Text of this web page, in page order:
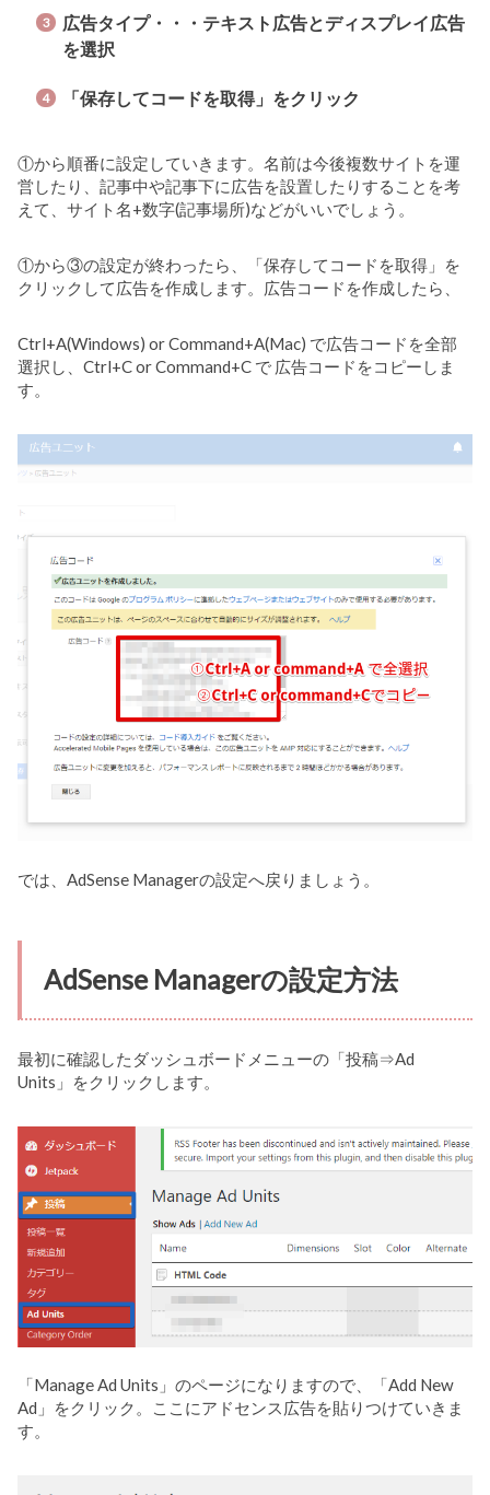
広告タイプ・・・テキスト広告とディスプレイ広告
を選択
「保存してコードを取得」をクリック
①から順番に設定していきます。名前は今後複数サイトを運
営したり、記事中や記事下に広告を設置したりすることを考
えて、サイト名+数字(記事場所)などがいいでしょう。
①から③の設定が終わったら、「保存してコードを取得」を
クリックして広告を作成します。広告コードを作成したら、
Ctrl+A(Windows) or Command+A(Mac) で広告コードを全部
選択し、Ctrl+C or Command+C で 広告コードをコピーしま
す。
では、AdSense Managerの設定へ戻りましょう。
AdSense Managerの設定方法
最初に確認したダッシュボードメニューの「投稿⇒Ad
Units」をクリックします。
「Manage Ad Units」のページになりますので、「Add New
Ad」をクリック。ここにアドセンス広告を貼りつけていきま
す。